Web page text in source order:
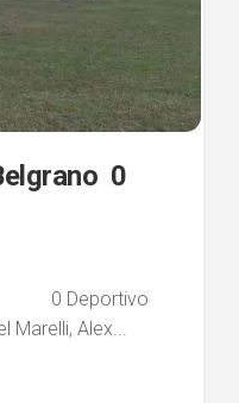
0
0 Deportivo
Marelli, Alex...